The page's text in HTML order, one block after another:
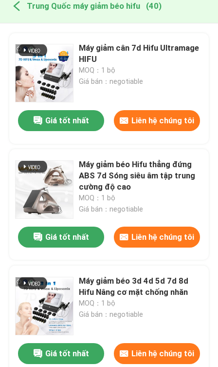
Trung Quốc máy giảm béo hifu (40)
Máy giảm cân 7d Hifu Ultramage
HIFU
MOQ：1 bộ
Giá bán：negotiable
Giá tốt nhất Liên hệ chúng tôi
Máy giảm béo Hifu thẳng đứng
ABS 7d Sóng siêu âm tập trung
cường độ cao
MOQ：1 bộ
Giá bán：negotiable
Giá tốt nhất Liên hệ chúng tôi
Máy giảm béo 3d 4d 5d 7d 8d
Hifu Nâng cơ mặt chống nhăn
MOQ：1 bộ
Giá bán：negotiable
Giá tốt nhất Liên hệ chúng tôi